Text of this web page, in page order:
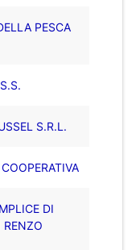
PESCA
S.R.L.
DI
RENZO